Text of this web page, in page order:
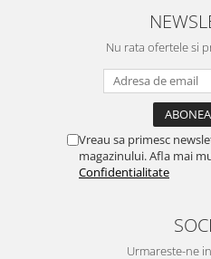
Nu rata ofertele si
Vreau sa primesc
magazinului. Afla mai
Confidentialitate
Urmareste-ne